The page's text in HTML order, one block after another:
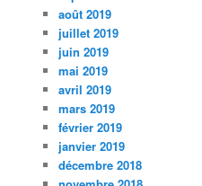
août 2019
juillet 2019
juin 2019
mai 2019
avril 2019
mars 2019
février 2019
janvier 2019
décembre 2018